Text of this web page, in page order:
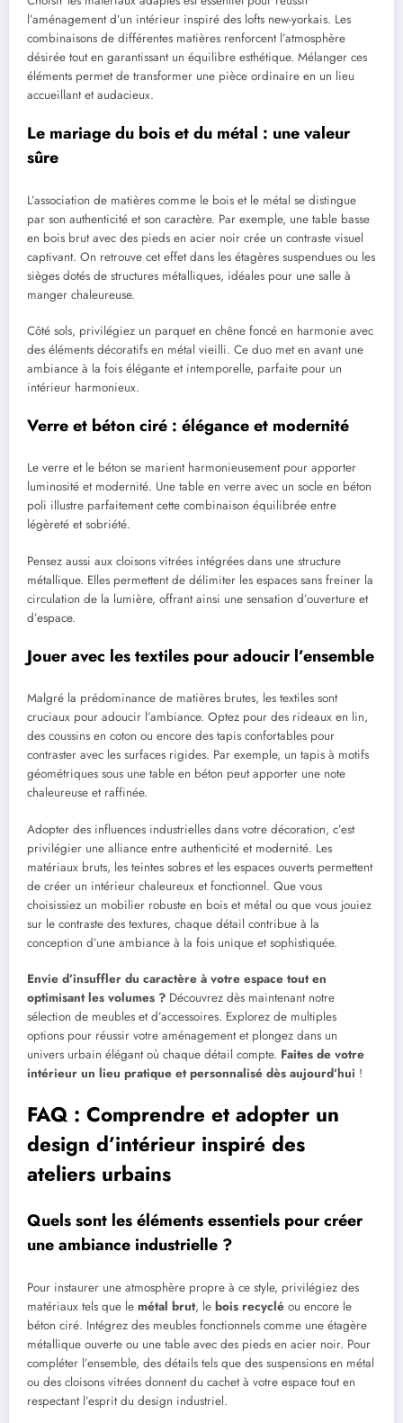
l’aménagement d’un intérieur inspiré des lofts new-yorkais. Les
combinaisons de différentes matières renforcent l’atmosphère
désirée tout en garantissant un équilibre esthétique. Mélanger ces
éléments permet de transformer une pièce ordinaire en un lieu
accueillant et audacieux.
Le mariage du bois et du métal : une valeur
sûre
L’association de matières comme le bois et le métal se distingue
par son authenticité et son caractère. Par exemple, une table basse
en bois brut avec des pieds en acier noir crée un contraste visuel
captivant. On retrouve cet effet dans les étagères suspendues ou les
sièges dotés de structures métalliques, idéales pour une salle à
manger chaleureuse.
Côté sols, privilégiez un parquet en chêne foncé en harmonie avec
des éléments décoratifs en métal vieilli. Ce duo met en avant une
ambiance à la fois élégante et intemporelle, parfaite pour un
intérieur harmonieux.
Verre et béton ciré : élégance et modernité
Le verre et le béton se marient harmonieusement pour apporter
luminosité et modernité. Une table en verre avec un socle en béton
poli illustre parfaitement cette combinaison équilibrée entre
légèreté et sobriété.
Pensez aussi aux cloisons vitrées intégrées dans une structure
métallique. Elles permettent de délimiter les espaces sans freiner la
circulation de la lumière, offrant ainsi une sensation d’ouverture et
d’espace.
Jouer avec les textiles pour adoucir l’ensemble
Malgré la prédominance de matières brutes, les textiles sont
cruciaux pour adoucir l’ambiance. Optez pour des rideaux en lin,
des coussins en coton ou encore des tapis confortables pour
contraster avec les surfaces rigides. Par exemple, un tapis à motifs
géométriques sous une table en béton peut apporter une note
chaleureuse et raffinée.
Adopter des influences industrielles dans votre décoration, c’est
privilégier une alliance entre authenticité et modernité. Les
matériaux bruts, les teintes sobres et les espaces ouverts permettent
de créer un intérieur chaleureux et fonctionnel. Que vous
choisissiez un mobilier robuste en bois et métal ou que vous jouiez
sur le contraste des textures, chaque détail contribue à la
conception d’une ambiance à la fois unique et sophistiquée.
Envie d’insuffler du caractère à votre espace tout en
optimisant les volumes ? Découvrez dès maintenant notre
sélection de meubles et d’accessoires. Explorez de multiples
options pour réussir votre aménagement et plongez dans un
univers urbain élégant où chaque détail compte. Faites de votre
intérieur un lieu pratique et personnalisé dès aujourd’hui !
FAQ : Comprendre et adopter un
design d’intérieur inspiré des
ateliers urbains
Quels sont les éléments essentiels pour créer
une ambiance industrielle ?
Pour instaurer une atmosphère propre à ce style, privilégiez des
matériaux tels que le métal brut, le bois recyclé ou encore le
béton ciré. Intégrez des meubles fonctionnels comme une étagère
métallique ouverte ou une table avec des pieds en acier noir. Pour
compléter l’ensemble, des détails tels que des suspensions en métal
ou des cloisons vitrées donnent du cachet à votre espace tout en
respectant l’esprit du design industriel.